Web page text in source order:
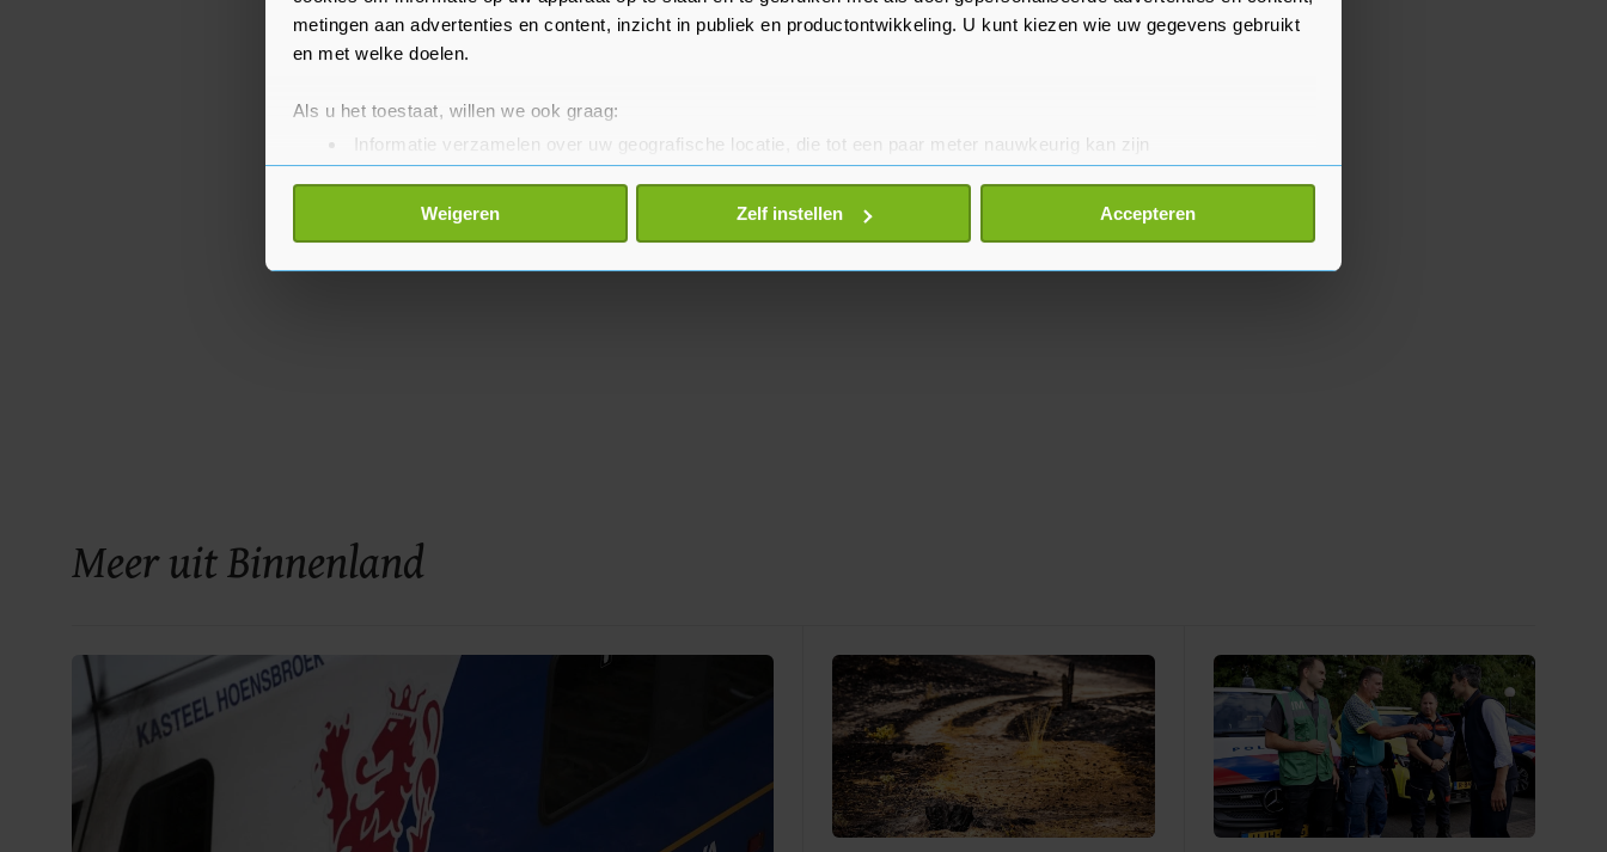
metingen aan advertenties en content, inzicht in publiek en productontwikkeling. U kunt kiezen wie uw gegevens gebruikt
en met welke doelen.
Als u het toestaat, willen we ook graag:
Informatie verzamelen over uw geografische locatie, die tot een paar meter nauwkeurig kan zijn
Uw apparaat identificeren door het actief te scannen op specifieke eigenschappen (fingerprinting)
Lees meer over hoe uw persoonlijke gegevens worden verwerkt en stel uw voorkeuren in het
detailgedeelte
toestemming op elk moment wijzigen of intrekken in de Cookieverklaring.
Weigeren Zelf instellen Accepteren
Meer uit Binnenland